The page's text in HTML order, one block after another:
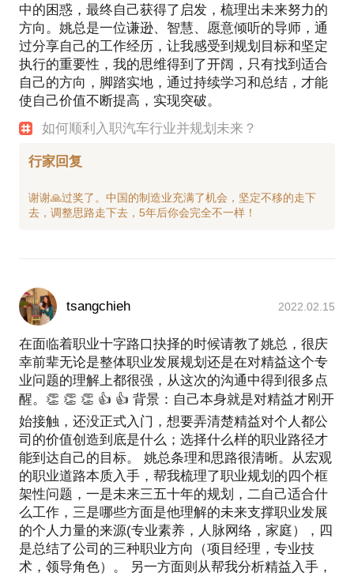
中的困惑，最终自己获得了启发，梳理出未来努力的
方向。姚总是一位谦逊、智慧、愿意倾听的导师，通
过分享自己的工作经历，让我感受到规划目标和坚定
执行的重要性，我的思维得到了开阔，只有找到适合
自己的方向，脚踏实地，通过持续学习和总结，才能
使自己价值不断提高，实现突破。
如何顺利入职汽车行业并规划未来？
行家回复
谢谢🙏过奖了。中国的制造业充满了机会，坚定不移的走下
tsangchieh 2022.02.15
在面临着职业十字路口抉择的时候请教了姚总，很庆
幸前辈无论是整体职业发展规划还是在对精益这个专
业问题的理解上都很强，从这次的沟通中得到很多点
醒。👏 👏 👏 👍 👍 背景：自己本身就是对精益才刚开
始接触，还没正式入门，想要弄清楚精益对个人都公
司的价值创造到底是什么；选择什么样的职业路径才
能到达自己的目标。 姚总条理和思路很清晰。从宏观
的职业道路本质入手，帮我梳理了职业规划的四个框
架性问题，一是未来三五十年的规划，二自己适合什
么工作，三是哪些方面是他理解的未来支撑职业发展
的个人力量的来源(专业素养，人脉网络，家庭），四
是总结了公司的三种职业方向（项目经理，专业技
术，领导角色）。 另一方面则从帮我分析精益入手，